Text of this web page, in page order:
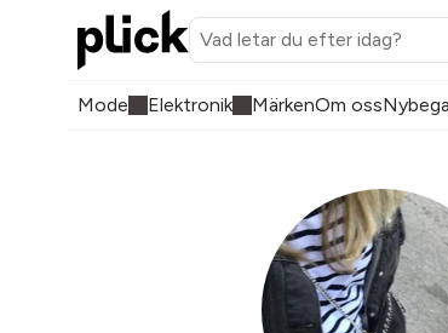
Mode Elektronik MärkenOm oss